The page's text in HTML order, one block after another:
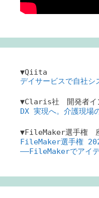
▼Qiita
デイサービスで自社シ
▼Claris社 開発者イン
DX 実現へ。介護現場
▼FileMaker選手権
FileMaker選手権
――FileMakerでアイ